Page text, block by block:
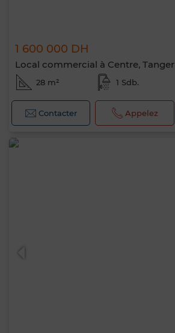
1 600 000 DH
Local commercial à Centre, Tanger
28 m² 1 Sdb.
Contacter Appelez